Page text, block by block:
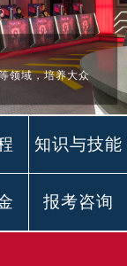
领域，培养大众
知识与技能
报考咨询